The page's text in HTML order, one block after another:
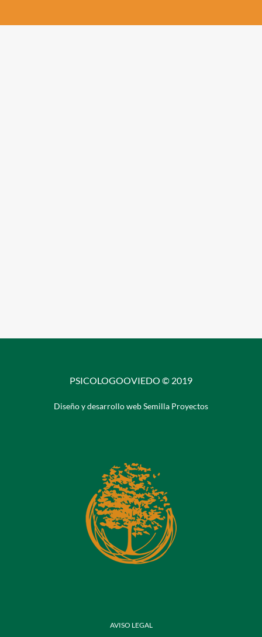
PSICOLOGOOVIEDO © 2019
Diseño y desarrollo web Semilla Proyectos
AVISO LEGAL